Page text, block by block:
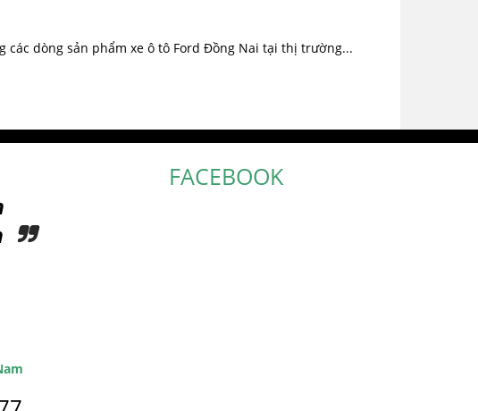
dòng sản phẩm xe ô tô Ford Đồng Nai tại thị trường...
FACEBOOK